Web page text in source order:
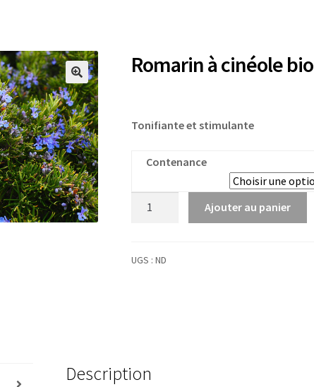
Romarin à cinéole bio
Tonifiante et stimulante
Contenance
Ajouter au panier
UGS : ND
Description